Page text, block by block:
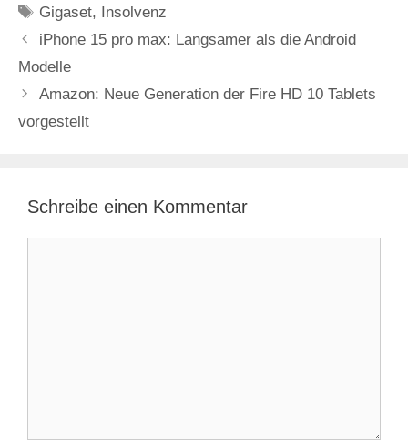
Schlagwörter
Gigaset,
Insolvenz
iPhone 15 pro max: Langsamer als die Android
Modelle
Amazon: Neue Generation der Fire HD 10 Tablets
vorgestellt
Schreibe einen Kommentar